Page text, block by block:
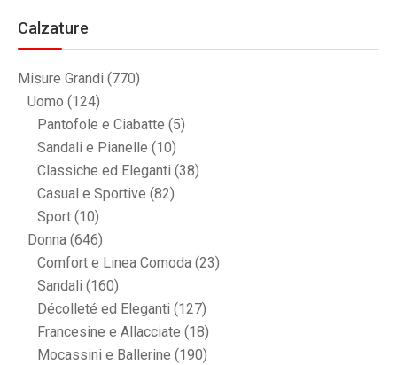
Calzature
Misure Grandi (770)
Uomo (124)
Pantofole e Ciabatte (5)
Sandali e Pianelle (10)
Classiche ed Eleganti (38)
Casual e Sportive (82)
Sport (10)
Donna (646)
Comfort e Linea Comoda (23)
Sandali (160)
Décolleté ed Eleganti (127)
Francesine e Allacciate (18)
Mocassini e Ballerine (190)